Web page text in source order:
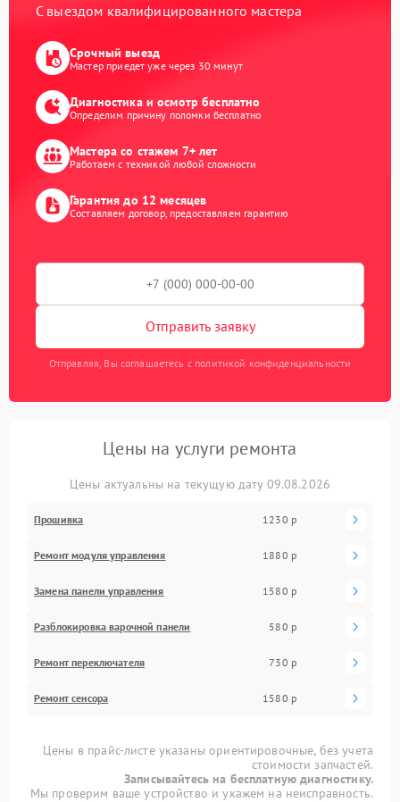
С выездом квалифицированного мастера
Срочный выезд
Мастер приедет уже через 30 минут
Диагностика и осмотр бесплатно
Определим причину поломки бесплатно
Мастера со стажем 7+ лет
Работаем с техникой любой сложности
Гарантия до 12 месяцев
Составляем договор, предоставляем гарантию
Отправить заявку
Отправляя, Вы соглашаетесь с политикой конфиденциальности
Цены на услуги ремонта
Цены актуальны на текущую дату 09.08.2026
Прошивка 1230 р
Ремонт модуля управления 1880 р
Замена панели управления 1580 р
Разблокировка варочной панели 580 р
Ремонт переключателя 730 р
Ремонт сенсора 1580 р
Цены в прайс-листе указаны ориентировочные, без учета
стоимости запчастей.
Записывайтесь на бесплатную диагностику.
Мы проверим ваше устройство и укажем на неисправность.